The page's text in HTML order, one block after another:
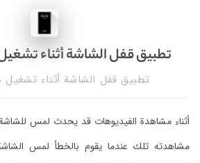
تطبيق قفل الشاشة أثناء
تطبيق قفل الشاشة أثناء تشغيل
أثناء مشاهدة الفيديوهات قد يحدث لمس
مشاهدته تلك عندما يقوم بالخطأ لمس